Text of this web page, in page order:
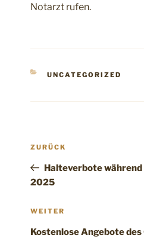
Notarzt rufen.
KATEGORIEN
UNCATEGORIZED
Vorheriger
ZURÜCK
Halteverbote
2025
Nächster
WEITER
Kostenlose Angebote